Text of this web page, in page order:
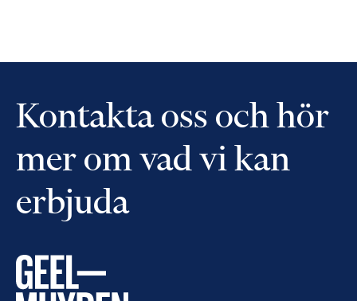
Kontakta oss och hör
mer om vad vi kan
erbjuda